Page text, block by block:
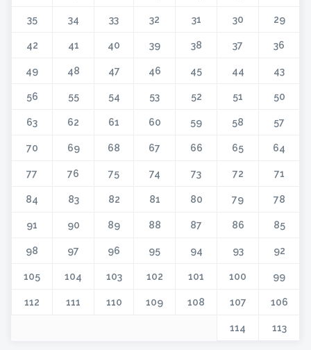
29
30
31
32
33
34
35
36
37
38
39
40
41
42
43
44
45
46
47
48
49
50
51
52
53
54
55
56
57
58
59
60
61
62
63
64
65
66
67
68
69
70
71
72
73
74
75
76
77
78
79
80
81
82
83
84
85
86
87
88
89
90
91
92
93
94
95
96
97
98
99
100
101
102
103
104
105
106
107
108
109
110
111
112
113
114